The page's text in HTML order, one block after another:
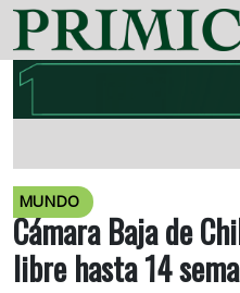
MUNDO
Cámara Baja de
libre hasta 14